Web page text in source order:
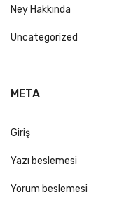
Ney Hakkında
Uncategorized
META
Giriş
Yazı beslemesi
Yorum beslemesi